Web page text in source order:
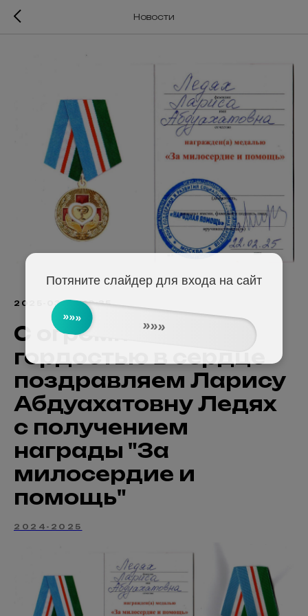
Потяните слайдер для входа на сайт
»»»
»»»
Новости
2025-03-07 19:35
С огромной
гордостью в сердце
поздравляем Ларису
Абдуахатовну Ледях
с получением
награды "За
милосердие и
помощь"
2024-2025